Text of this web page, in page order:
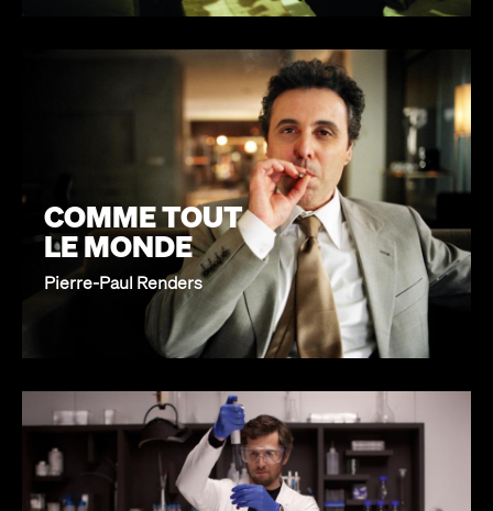
COMME TOUT
LE MONDE
Pierre-Paul Renders